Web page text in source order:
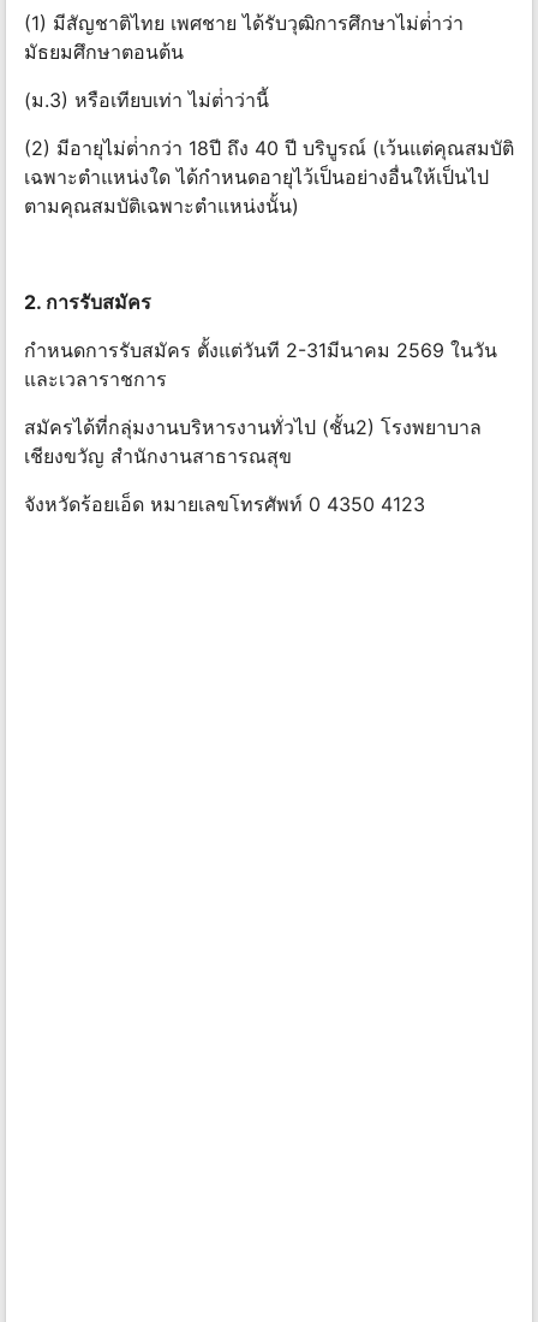
(1) มีสัญชาติไทย เพศชาย ได้รับวุฒิการศึกษาไม่ต่ําว่า
มัธยมศึกษาตอนต้น
(ม.3) หรือเทียบเท่า ไม่ต่ําว่านี้
(2) มีอายุไม่ต่ํากว่า 18ปี ถึง 40 ปี บริบูรณ์ (เว้นแต่คุณสมบัติ
เฉพาะตําแหน่งใด ได้กําหนดอายุไว้เป็นอย่างอื่นให้เป็นไป
ตามคุณสมบัติเฉพาะตําแหน่งนั้น)
2. การรับสมัคร
กําหนดการรับสมัคร ตั้งแต่วันที 2-31มีนาคม 2569 ในวัน
และเวลาราชการ
สมัครได้ที่กลุ่มงานบริหารงานทั่วไป (ชั้น2) โรงพยาบาล
เชียงขวัญ สํานักงานสาธารณสุข
จังหวัดร้อยเอ็ด หมายเลขโทรศัพท์ 0 4350 4123